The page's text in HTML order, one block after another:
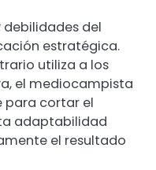
del
estratégica.
utiliza a los
el mediocampista
para cortar el
adaptabilidad
el resultado